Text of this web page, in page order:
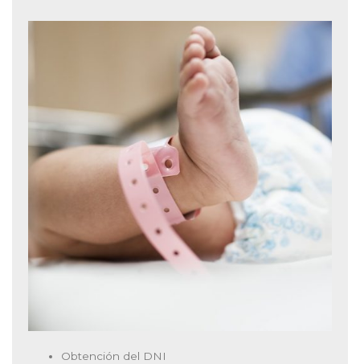
Obtención del DNI